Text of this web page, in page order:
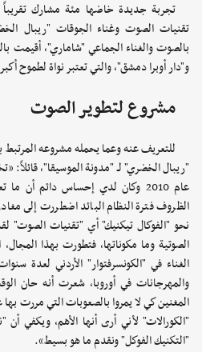
تجربة جديدة خاضها مئة مشارك
تقنيات الصوت وغناء الجوقات "ريبال
بالصوت والغناء الجماعي "شاماري"، أقيمت
و"دار أوبرا دمشق"، والتي تعتبر نواة لطموح
مشروع لتطوير الصوت
للتعريف عنه وعما يحمله مشروعه
"ريبال الخضري" لـ "مدونة الموسيقا"، قائلاً:
عام 2010 وكان لدي إحساس دائم
الظروف فترة النظام البائد اضطررت إلى
نحو "الفوكال تيكنيك" أي "تقنيات الصوت"
الصوتية وما مكوناتها، فتطورت بهذا
الغناء في "الكونسرفتوار" الأردني لعدة
والمهرجانات في أوروبا، شعرت أنه حان
المغنين كي لا يمروا بالصعوبات التي مررت
"الكورالات" لأني أرى أنها الأهم، ويكفي
"التكنيك الفوكل" ونقدم ما هو بسيط».